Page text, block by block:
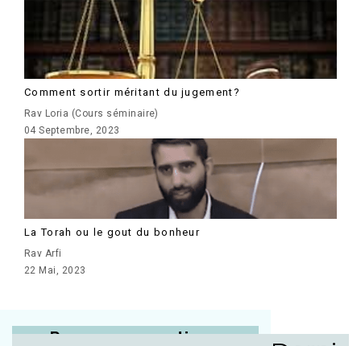
Comment sortir méritant du jugement?
Rav Loria (Cours séminaire)
04 Septembre, 2023
La Torah ou le gout du bonheur
Rav Arfi
22 Mai, 2023
Posez vos questions